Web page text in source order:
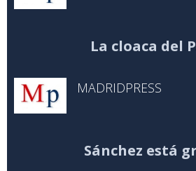
La cloaca del
MADRIDPRESS
Sánchez está